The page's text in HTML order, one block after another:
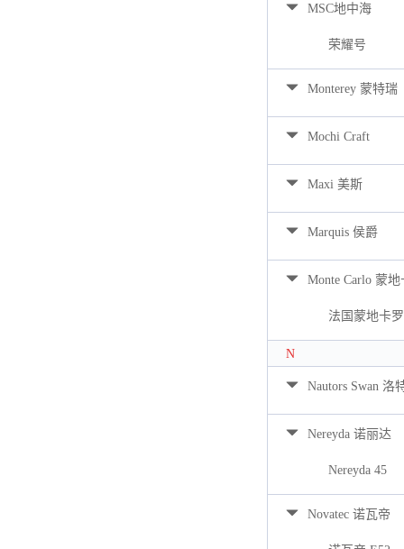
MSC地中海
荣耀号
Monterey 蒙特瑞
Mochi Craft
Maxi 美斯
Marquis 侯爵
Monte Carlo 蒙地
法国蒙地卡
N
Nautors Swan 洛
Nereyda 诺丽达
Nereyda 45
Novatec 诺瓦帝